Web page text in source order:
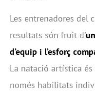
Les entrenadores del
resultats són fruit d’
d’equip i l’esforç
La natació artística
només habilitats